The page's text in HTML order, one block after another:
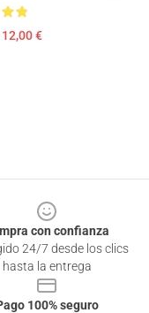
€
con confianza
24/7 desde los clics
hasta la entrega
100% seguro